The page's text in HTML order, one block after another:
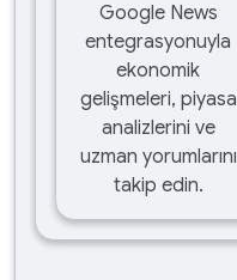
Google News
entegrasyonuyla
ekonomik
gelişmeleri, piyasa
analizlerini ve
uzman yorumlarını
takip edin.